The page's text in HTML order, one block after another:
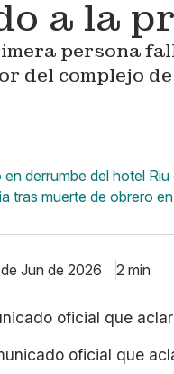
a la
persona
del complejo
derrumbe del hotel Riu
tras muerte de obrero
Jun de 2026 2 min
oficial que